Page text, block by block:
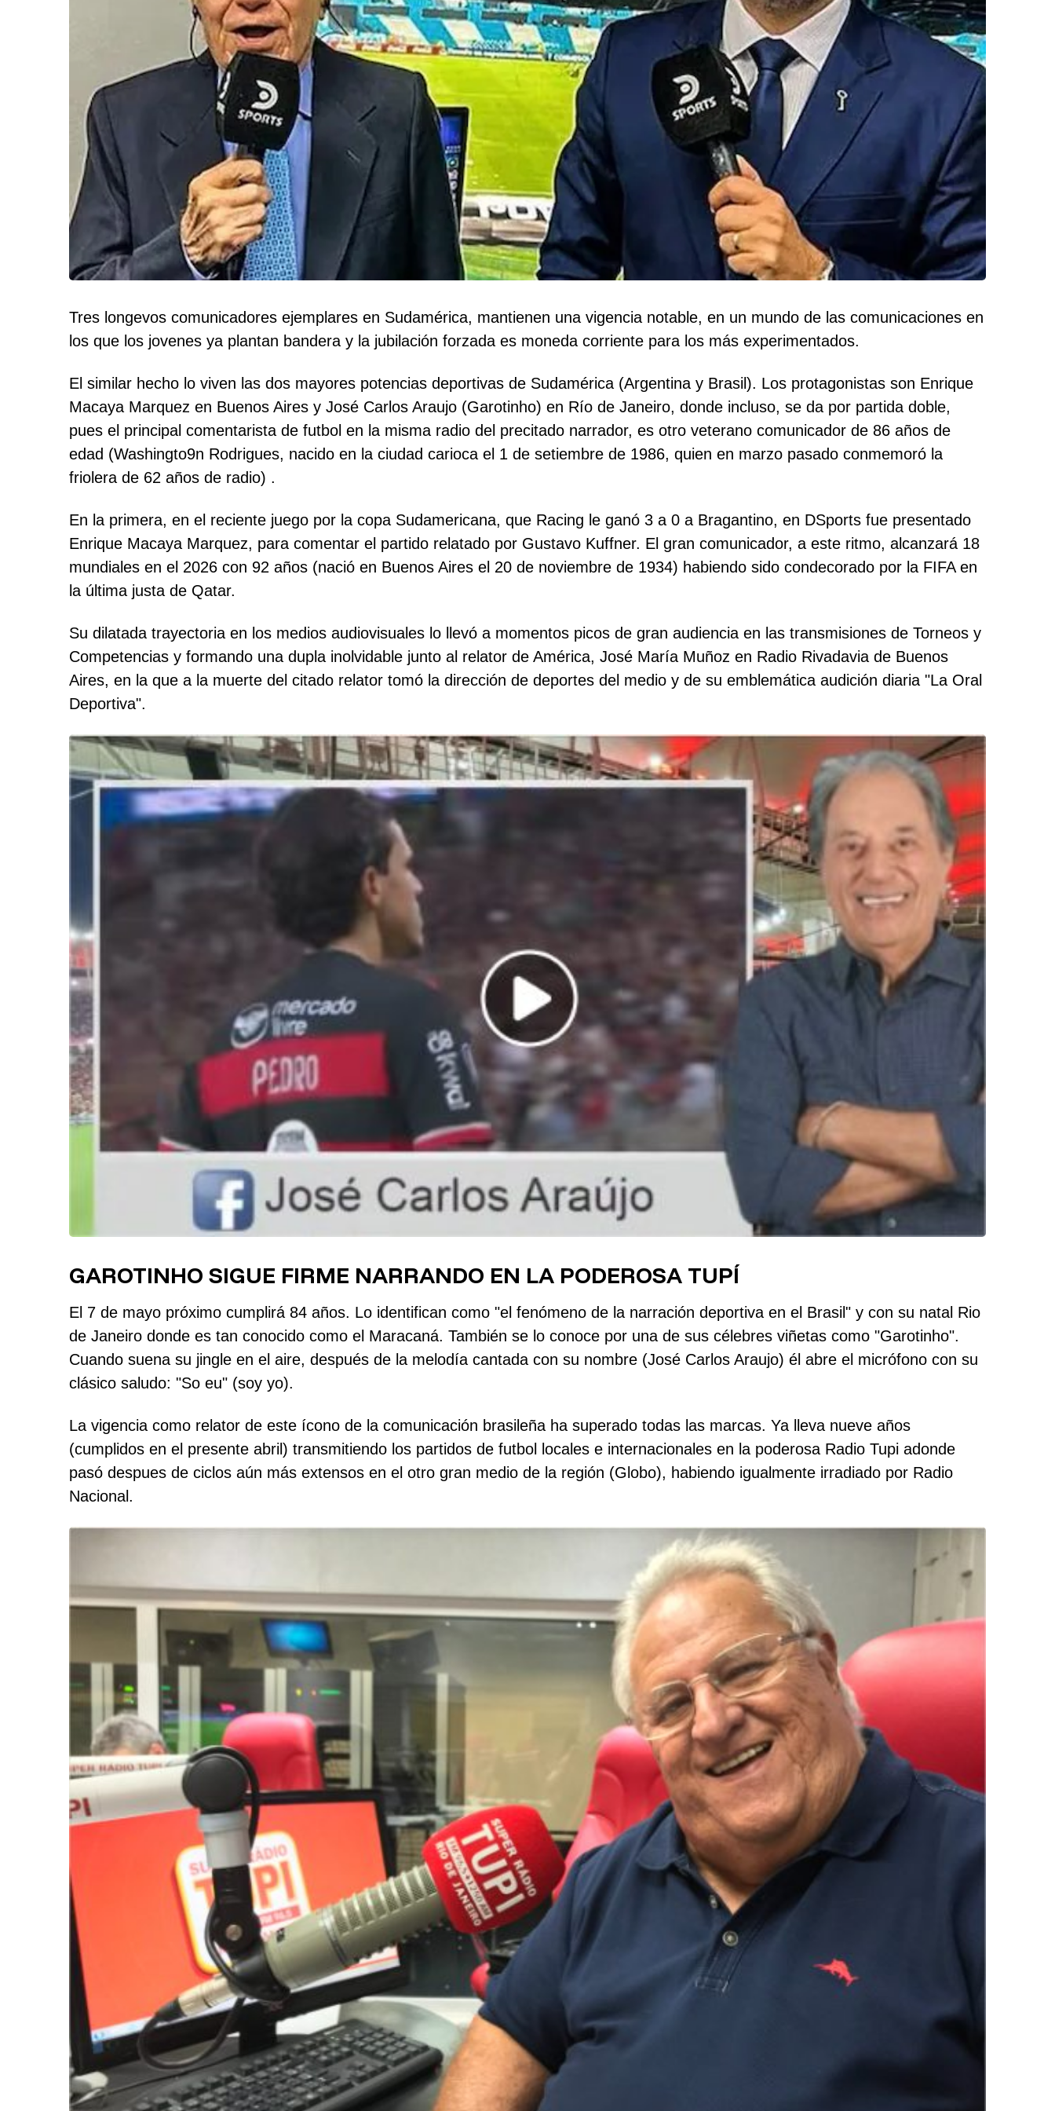
Tres longevos comunicadores ejemplares en Sudamérica, mantienen una vigencia notable, en un mundo de las comunicaciones en
los que los jovenes ya plantan bandera y la jubilación forzada es moneda corriente para los más experimentados.
El similar hecho lo viven las dos mayores potencias deportivas de Sudamérica (Argentina y Brasil). Los protagonistas son Enrique
Macaya Marquez en Buenos Aires y José Carlos Araujo (Garotinho) en Río de Janeiro, donde incluso, se da por partida doble,
pues el principal comentarista de futbol en la misma radio del precitado narrador, es otro veterano comunicador de 86 años de
edad (Washingto9n Rodrigues, nacido en la ciudad carioca el 1 de setiembre de 1986, quien en marzo pasado conmemoró la
friolera de 62 años de radio) .
En la primera, en el reciente juego por la copa Sudamericana, que Racing le ganó 3 a 0 a Bragantino, en DSports fue presentado
Enrique Macaya Marquez, para comentar el partido relatado por Gustavo Kuffner. El gran comunicador, a este ritmo, alcanzará 18
mundiales en el 2026 con 92 años (nació en Buenos Aires el 20 de noviembre de 1934) habiendo sido condecorado por la FIFA en
la última justa de Qatar.
Su dilatada trayectoria en los medios audiovisuales lo llevó a momentos picos de gran audiencia en las transmisiones de Torneos y
Competencias y formando una dupla inolvidable junto al relator de América, José María Muñoz en Radio Rivadavia de Buenos
Aires, en la que a la muerte del citado relator tomó la dirección de deportes del medio y de su emblemática audición diaria "La Oral
Deportiva".
GAROTINHO SIGUE FIRME NARRANDO EN LA PODEROSA TUPÍ
El 7 de mayo próximo cumplirá 84 años. Lo identifican como "el fenómeno de la narración deportiva en el Brasil" y con su natal Rio
de Janeiro donde es tan conocido como el Maracaná. También se lo conoce por una de sus célebres viñetas como "Garotinho".
Cuando suena su jingle en el aire, después de la melodía cantada con su nombre (José Carlos Araujo) él abre el micrófono con su
clásico saludo: "So eu" (soy yo).
La vigencia como relator de este ícono de la comunicación brasileña ha superado todas las marcas. Ya lleva nueve años
(cumplidos en el presente abril) transmitiendo los partidos de futbol locales e internacionales en la poderosa Radio Tupi adonde
pasó despues de ciclos aún más extensos en el otro gran medio de la región (Globo), habiendo igualmente irradiado por Radio
Nacional.